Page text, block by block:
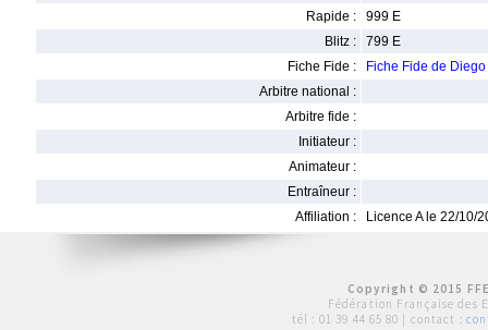
Rapide :
999 E
Blitz :
799 E
Fiche Fide :
Fiche Fide de
Arbitre national :
Arbitre fide :
Initiateur :
Animateur :
Entraîneur :
Affiliation :
Licence A le 22/10/
Copyright © 2015
Fédération Française des
tél : 01 39 44 65 80 | contact :